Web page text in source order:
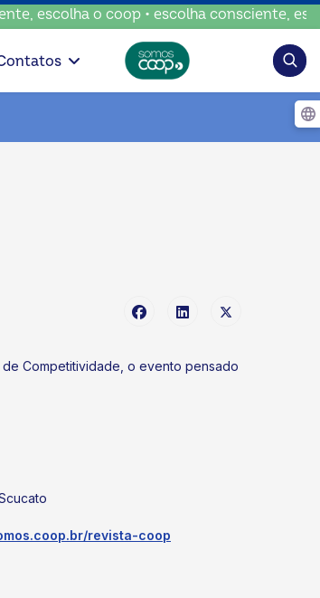
o coop • escolha consciente, escolha o
Competitividade, o evento pensado
revista-coop